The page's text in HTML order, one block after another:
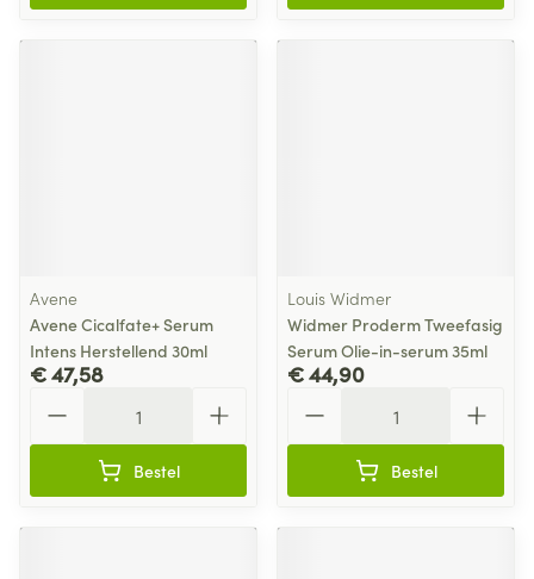
Avene
Avene Cicalfate+ Serum
Intens Herstellend 30ml
€ 47,58
Bestel
Louis Widmer
Widmer Proderm Tweefasig
Serum Olie-in-serum 35ml
€ 44,90
Bestel